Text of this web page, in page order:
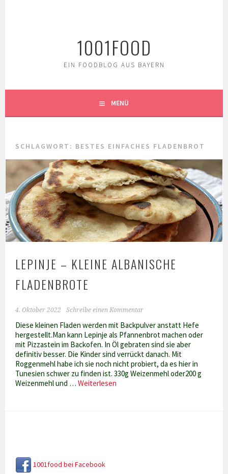
1001FOOD
EIN FOODBLOG AUS BAYERN
MENÜ
SCHLAGWORT: BESTES EINFACHES FLADENBROT
LEPINJE – KLEINE ALBANISCHE
FLADENBROTE
4. Oktober 2022 Schreibe einen Kommentar
Diese kleinen Fladen werden mit Backpulver anstatt Hefe
hergestellt.Man kann Lepinje als Pfannenbrot machen oder
mit Pizzastein im Backofen. In Öl gebraten sind sie aber
definitiv besser. Die Kinder sind verrückt danach. Mit
Roggenmehl habe ich sie noch nicht probiert, da es hier in
Tunesien schwer zu finden ist. 330g Weizenmehl oder200 g
Weizenmehl und …Weiterlesen
1001food bei Facebook